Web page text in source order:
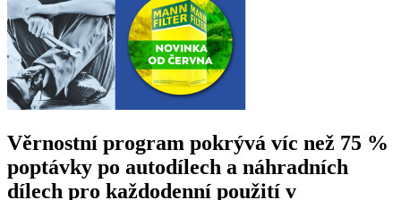
Věrnostní program pokrývá víc než 75 %
poptávky po autodílech a náhradních
dílech pro každodenní použití v